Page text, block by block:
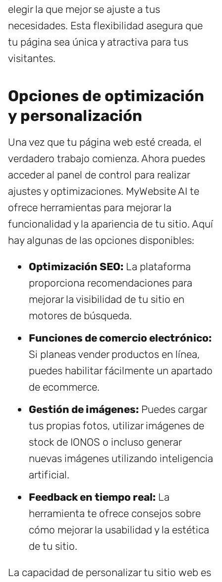
elegir la que mejor se ajuste a tus
necesidades. Esta flexibilidad asegura que
tu página sea única y atractiva para tus
visitantes.
Opciones de optimización
y personalización
Una vez que tu página web esté creada, el
verdadero trabajo comienza. Ahora puedes
acceder al panel de control para realizar
ajustes y optimizaciones. MyWebsite AI te
ofrece herramientas para mejorar la
funcionalidad y la apariencia de tu sitio. Aquí
hay algunas de las opciones disponibles:
Optimización SEO: La plataforma
proporciona recomendaciones para
mejorar la visibilidad de tu sitio en
motores de búsqueda.
Funciones de comercio electrónico:
Si planeas vender productos en línea,
puedes habilitar fácilmente un apartado
de ecommerce.
Gestión de imágenes: Puedes cargar
tus propias fotos, utilizar imágenes de
stock de IONOS o incluso generar
nuevas imágenes utilizando inteligencia
artificial.
Feedback en tiempo real: La
herramienta te ofrece consejos sobre
cómo mejorar la usabilidad y la estética
de tu sitio.
La capacidad de personalizar tu sitio web es